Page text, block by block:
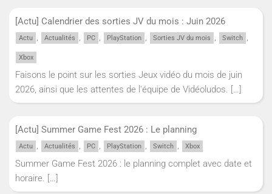
[Actu] Calendrier des sorties JV du mois : Juin 2026
Actu , Actualités , PC , PlayStation , Sorties JV du mois , Switch ,
Xbox
Faisons le point sur les sorties Jeux vidéo du mois de juin
2026, ainsi que les attentes de l'équipe de Vidéoludos. […]
[Actu] Summer Game Fest 2026 : Le planning
Actu , Actualités , PC , PlayStation , Switch , Xbox
Summer Game Fest 2026 : le planning complet avec date et
horaire. […]